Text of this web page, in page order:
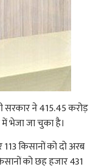
सरकार ने 415.45 करोड़
भेजा जा चुका है।
किसानों को दो अरब
को छह हजार 431